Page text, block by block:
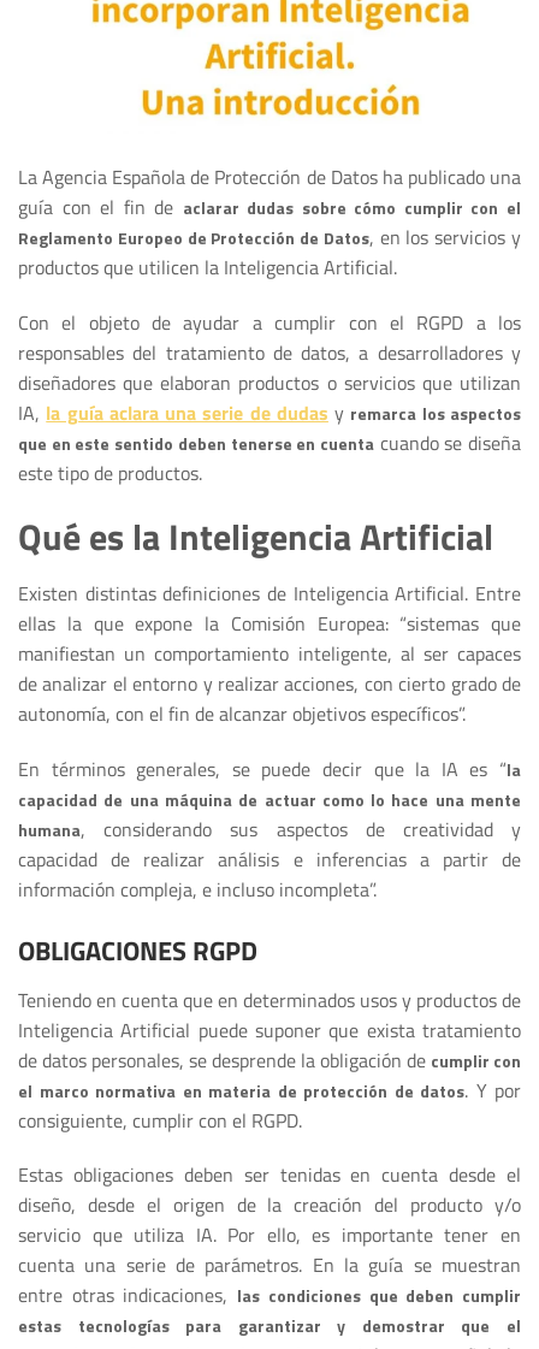
La Agencia Española de Protección de Datos ha publicado una
guía con el fin de aclarar dudas sobre cómo cumplir con el
Reglamento Europeo de Protección de Datos, en los servicios y
productos que utilicen la Inteligencia Artificial.
Con el objeto de ayudar a cumplir con el RGPD a los
responsables del tratamiento de datos, a desarrolladores y
diseñadores que elaboran productos o servicios que utilizan
IA, la guía aclara una serie de dudas y remarca los aspectos
que en este sentido deben tenerse en cuentacuando se diseña
este tipo de productos.
Qué es la Inteligencia Artificial
Existen distintas definiciones de Inteligencia Artificial. Entre
ellas la que expone la Comisión Europea: “sistemas que
manifiestan un comportamiento inteligente, al ser capaces
de analizar el entorno y realizar acciones, con cierto grado de
autonomía, con el fin de alcanzar objetivos específicos”.
En términos generales, se puede decir que la IA es “la
capacidad de una máquina de actuar como lo hace una mente
humana, considerando sus aspectos de creatividad y
capacidad de realizar análisis e inferencias a partir de
información compleja, e incluso incompleta”.
OBLIGACIONES RGPD
Teniendo en cuenta que en determinados usos y productos de
Inteligencia Artificial puede suponer que exista tratamiento
de datos personales, se desprende la obligación de cumplir con
el marco normativa en materia de protección de datos. Y por
consiguiente, cumplir con el RGPD.
Estas obligaciones deben ser tenidas en cuenta desde el
diseño, desde el origen de la creación del producto y/o
servicio que utiliza IA. Por ello, es importante tener en
cuenta una serie de parámetros. En la guía se muestran
entre otras indicaciones, las condiciones que deben cumplir
estas tecnologías para garantizar y demostrar que el